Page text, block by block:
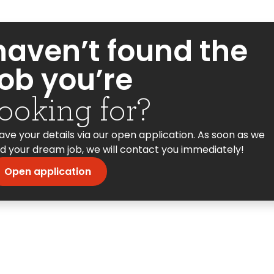
found the
you’re
for?
your details via our open application. As soon as we
your dream job, we will contact you immediately!
Open application